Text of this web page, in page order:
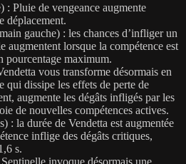
: Pluie de vengeance augmente
déplacement.
gauche) : les chances d’infliger un
augmentent lorsque la compétence est
pourcentage maximum.
vous transforme désormais en
qui dissipe les effets de perte de
augmente les dégâts infligés par les
de nouvelles compétences actives.
: la durée de Vendetta est augmentée
inflige des dégâts critiques,
s.
invoque désormais une